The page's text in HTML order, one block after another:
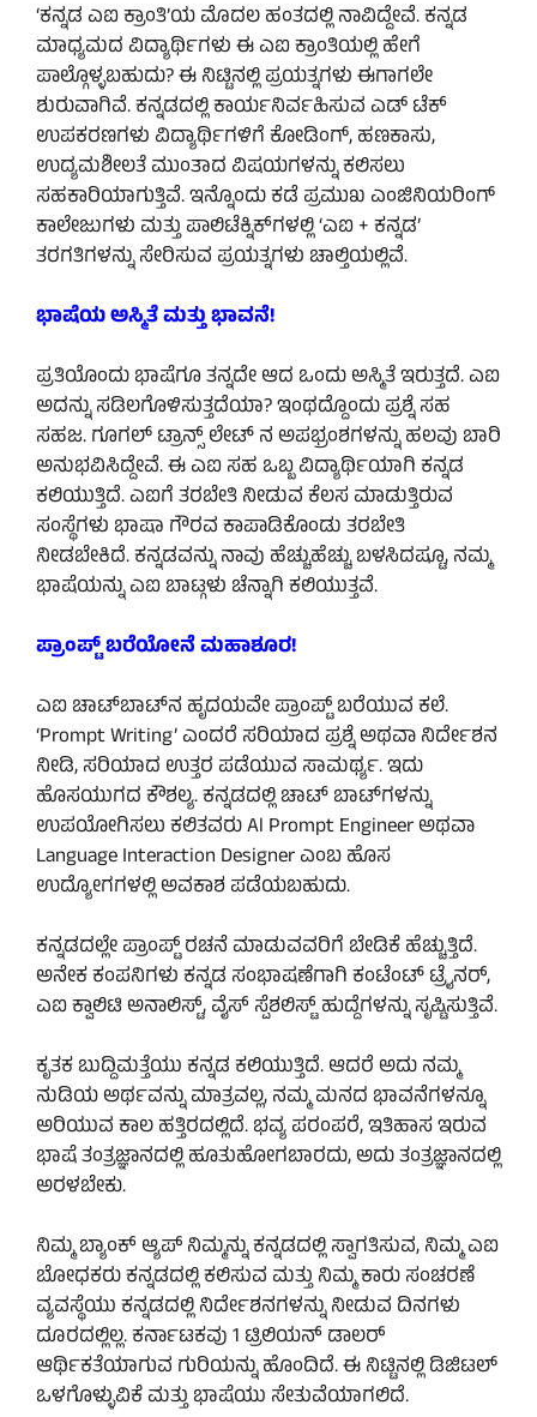
‘ಕನ್ನಡ ಎಐ ಕ್ರಾಂತಿ’ಯ ಮೊದಲ ಹಂತದಲ್ಲಿ ನಾವಿದ್ದೇವೆ. ಕನ್ನಡ
ಮಾಧ್ಯಮದ ವಿದ್ಯಾರ್ಥಿಗಳು ಈ ಎಐ ಕ್ರಾಂತಿಯಲ್ಲಿ ಹೇಗೆ
ಪಾಲ್ಗೊಳ್ಳಬಹುದು? ಈ ನಿಟ್ಟಿನಲ್ಲಿ ಪ್ರಯತ್ನಗಳು ಈಗಾಗಲೇ
ಶುರುವಾಗಿವೆ. ಕನ್ನಡದಲ್ಲಿ ಕಾರ್ಯನಿರ್ವಹಿಸುವ ಎಡ್ ಟೆಕ್
ಉಪಕರಣಗಳು ವಿದ್ಯಾರ್ಥಿಗಳಿಗೆ ಕೋಡಿಂಗ್, ಹಣಕಾಸು,
ಉದ್ಯಮಶೀಲತೆ ಮುಂತಾದ ವಿಷಯಗಳನ್ನು ಕಲಿಸಲು
ಸಹಕಾರಿಯಾಗುತ್ತಿವೆ. ಇನ್ನೊಂದು ಕಡೆ ಪ್ರಮುಖ ಎಂಜಿನಿಯರಿಂಗ್
ಕಾಲೇಜುಗಳು ಮತ್ತು ಪಾಲಿಟೆಕ್ನಿಕ್‌ಗಳಲ್ಲಿ ‘ಎಐ + ಕನ್ನಡ’
ತರಗತಿಗಳನ್ನು ಸೇರಿಸುವ ಪ್ರಯತ್ನಗಳು ಚಾಲ್ತಿಯಲ್ಲಿವೆ.
ಭಾಷೆಯ ಅಸ್ಮಿತೆ ಮತ್ತು ಭಾವನೆ!
ಪ್ರತಿಯೊಂದು ಭಾಷೆಗೂ ತನ್ನದೇ ಆದ ಒಂದು ಅಸ್ಮಿತೆ ಇರುತ್ತದೆ. ಎಐ
ಅದನ್ನು ಸಡಿಲಗೊಳಿಸುತ್ತದೆಯಾ? ಇಂಥದ್ದೊಂದು ಪ್ರಶ್ನೆ ಸಹ
ಸಹಜ. ಗೂಗಲ್ ಟ್ರಾನ್ಸ್‌ ಲೇಟ್ ನ ಅಪಭ್ರಂಶಗಳನ್ನು ಹಲವು ಬಾರಿ
ಅನುಭವಿಸಿದ್ದೇವೆ. ಈ ಎಐ ಸಹ ಒಬ್ಬ ವಿದ್ಯಾರ್ಥಿಯಾಗಿ ಕನ್ನಡ
ಕಲಿಯುತ್ತಿದೆ. ಎಐಗೆ ತರಬೇತಿ ನೀಡುವ ಕೆಲಸ ಮಾಡುತ್ತಿರುವ
ಸಂಸ್ಥೆಗಳು ಭಾಷಾ ಗೌರವ ಕಾಪಾಡಿಕೊಂಡು ತರಬೇತಿ
ನೀಡಬೇಕಿದೆ. ಕನ್ನಡವನ್ನು ನಾವು ಹೆಚ್ಚುಹೆಚ್ಚು ಬಳಸಿದಷ್ಟೂ, ನಮ್ಮ
ಭಾಷೆಯನ್ನು ಎಐ ಬಾಟ್ಗಳು ಚೆನ್ನಾಗಿ ಕಲಿಯುತ್ತವೆ.
ಪ್ರಾಂಪ್ಟ್ ಬರೆಯೋನೆ ಮಹಾಶೂರ!
ಎಐ ಚಾಟ್‌ಬಾಟ್‌ನ ಹೃದಯವೇ ಪ್ರಾಂಪ್ಟ್ ಬರೆಯುವ ಕಲೆ.
‘Prompt Writing’ ಎಂದರೆ ಸರಿಯಾದ ಪ್ರಶ್ನೆ ಅಥವಾ ನಿರ್ದೇಶನ
ನೀಡಿ, ಸರಿಯಾದ ಉತ್ತರ ಪಡೆಯುವ ಸಾಮರ್ಥ್ಯ. ಇದು
ಹೊಸಯುಗದ ಕೌಶಲ್ಯ. ಕನ್ನಡದಲ್ಲಿ ಚಾಟ್‌ ಬಾಟ್‌ಗಳನ್ನು
ಉಪಯೋಗಿಸಲು ಕಲಿತವರು Al Prompt Engineer ಅಥವಾ
Language Interaction Designer ಎಂಬ ಹೊಸ
ಉದ್ಯೋಗಗಳಲ್ಲಿ ಅವಕಾಶ ಪಡೆಯಬಹುದು.
ಕನ್ನಡದಲ್ಲೇ ಪ್ರಾಂಪ್ಟ್ ರಚನೆ ಮಾಡುವವರಿಗೆ ಬೇಡಿಕೆ ಹೆಚ್ಚುತ್ತಿದೆ.
ಅನೇಕ ಕಂಪನಿಗಳು ಕನ್ನಡ ಸಂಭಾಷಣೆಗಾಗಿ ಕಂಟೆಂಟ್ ಟ್ರೈನ‌ರ್,
ಎಐ ಕ್ವಾಲಿಟಿ ಅನಾಲಿಸ್ಟ್, ವೈಸ್ ಸ್ಪೆಶಲಿಸ್ಟ್ ಹುದ್ದೆಗಳನ್ನು ಸೃಷ್ಟಿಸುತ್ತಿವೆ.
ಕೃತಕ ಬುದ್ದಿಮತ್ತೆಯು ಕನ್ನಡ ಕಲಿಯುತ್ತಿದೆ. ಆದರೆ ಅದು ನಮ್ಮ
ನುಡಿಯ ಅರ್ಥವನ್ನು ಮಾತ್ರವಲ್ಲ, ನಮ್ಮ ಮನದ ಭಾವನೆಗಳನ್ನೂ
ಅರಿಯುವ ಕಾಲ ಹತ್ತಿರದಲ್ಲಿದೆ. ಭವ್ಯ ಪರಂಪರೆ, ಇತಿಹಾಸ ಇರುವ
ಭಾಷೆ ತಂತ್ರಜ್ಞಾನದಲ್ಲಿ ಹೂತುಹೋಗಬಾರದು, ಅದು ತಂತ್ರಜ್ಞಾನದಲ್ಲಿ
ಅರಳಬೇಕು.
ನಿಮ್ಮ ಬ್ಯಾಂಕ್ ಆ್ಯಪ್ ನಿಮ್ಮನ್ನು ಕನ್ನಡದಲ್ಲಿ ಸ್ವಾಗತಿಸುವ, ನಿಮ್ಮ ಎಐ
ಬೋಧಕರು ಕನ್ನಡದಲ್ಲಿ ಕಲಿಸುವ ಮತ್ತು ನಿಮ್ಮ ಕಾರು ಸಂಚರಣೆ
ವ್ಯವಸ್ಥೆಯು ಕನ್ನಡದಲ್ಲಿ ನಿರ್ದೇಶನಗಳನ್ನು ನೀಡುವ ದಿನಗಳು
ದೂರದಲ್ಲಿಲ್ಲ. ಕರ್ನಾಟಕವು 1 ಟ್ರಿಲಿಯನ್ ಡಾಲರ್
ಆರ್ಥಿಕತೆಯಾಗುವ ಗುರಿಯನ್ನು ಹೊಂದಿದೆ. ಈ ನಿಟ್ಟಿನಲ್ಲಿ ಡಿಜಿಟಲ್
ಒಳಗೊಳ್ಳುವಿಕೆ ಮತ್ತು ಭಾಷೆಯು ಸೇತುವೆಯಾಗಲಿದೆ.